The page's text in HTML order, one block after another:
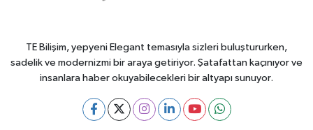
TE Bilişim, yepyeni Elegant temasıyla sizleri buluştururken,
sadelik ve modernizmi bir araya getiriyor. Şatafattan kaçınıyor ve
insanlara haber okuyabilecekleri bir altyapı sunuyor.